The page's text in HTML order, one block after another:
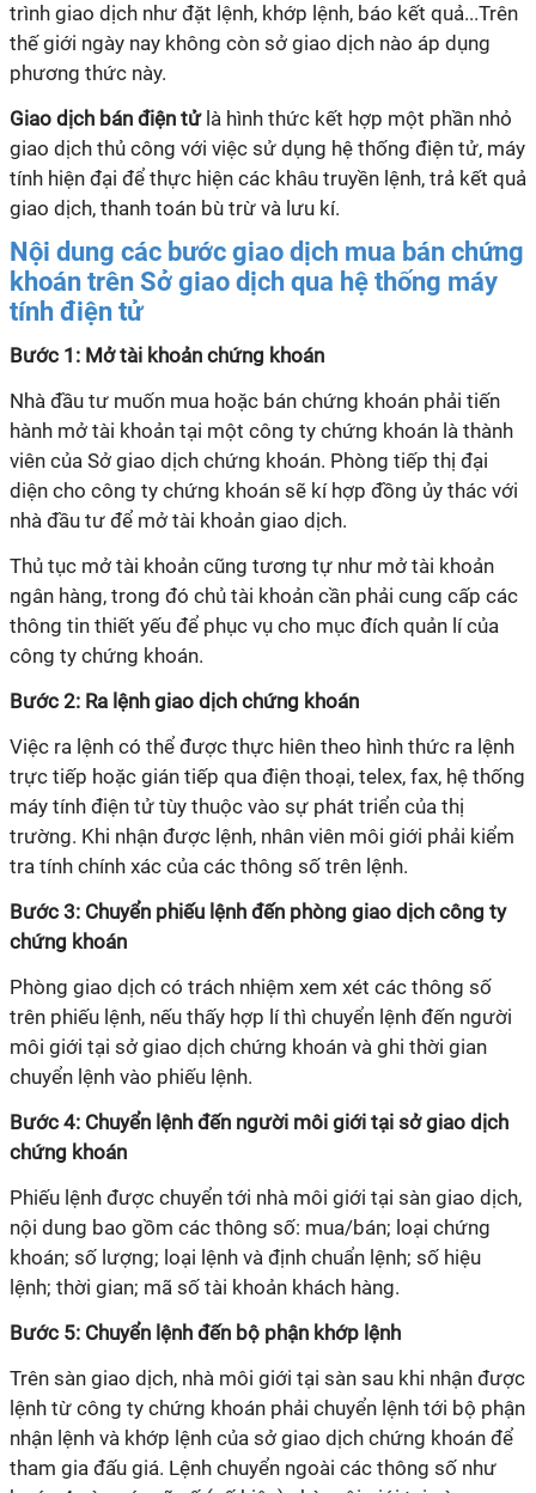
trình giao dịch như đặt lệnh, khớp lệnh, báo kết quả...Trên
thế giới ngày nay không còn sở giao dịch nào áp dụng
phương thức này.
Giao dịch bán điện tử là hình thức kết hợp một phần nhỏ
giao dịch thủ công với việc sử dụng hệ thống điện tử, máy
tính hiện đại để thực hiện các khâu truyền lệnh, trả kết quả
giao dịch, thanh toán bù trừ và lưu kí.
Nội dung các bước giao dịch mua bán chứng
khoán trên Sở giao dịch qua hệ thống máy
tính điện tử
Bước 1: Mở tài khoản chứng khoán
Nhà đầu tư muốn mua hoặc bán chứng khoán phải tiến
hành mở tài khoản tại một công ty chứng khoán là thành
viên của Sở giao dịch chứng khoán. Phòng tiếp thị đại
diện cho công ty chứng khoán sẽ kí hợp đồng ủy thác với
nhà đầu tư để mở tài khoản giao dịch.
Thủ tục mở tài khoản cũng tương tự như mở tài khoản
ngân hàng, trong đó chủ tài khoản cần phải cung cấp các
thông tin thiết yếu để phục vụ cho mục đích quản lí của
công ty chứng khoán.
Bước 2: Ra lệnh giao dịch chứng khoán
Việc ra lệnh có thể được thực hiên theo hình thức ra lệnh
trực tiếp hoặc gián tiếp qua điện thoại, telex, fax, hệ thống
máy tính điện tử tùy thuộc vào sự phát triển của thị
trường. Khi nhận được lệnh, nhân viên môi giới phải kiểm
tra tính chính xác của các thông số trên lệnh.
Bước 3: Chuyển phiếu lệnh đến phòng giao dịch công ty
chứng khoán
Phòng giao dịch có trách nhiệm xem xét các thông số
trên phiếu lệnh, nếu thấy hợp lí thì chuyển lệnh đến người
môi giới tại sở giao dịch chứng khoán và ghi thời gian
chuyển lệnh vào phiếu lệnh.
Bước 4: Chuyển lệnh đến người môi giới tại sở giao dịch
chứng khoán
Phiếu lệnh được chuyển tới nhà môi giới tại sàn giao dịch,
nội dung bao gồm các thông số: mua/bán; loại chứng
khoán; số lượng; loại lệnh và định chuẩn lệnh; số hiệu
lệnh; thời gian; mã số tài khoản khách hàng.
Bước 5: Chuyển lệnh đến bộ phận khớp lệnh
Trên sàn giao dịch, nhà môi giới tại sàn sau khi nhận được
lệnh từ công ty chứng khoán phải chuyển lệnh tới bộ phận
nhận lệnh và khớp lệnh của sở giao dịch chứng khoán để
tham gia đấu giá. Lệnh chuyển ngoài các thông số như